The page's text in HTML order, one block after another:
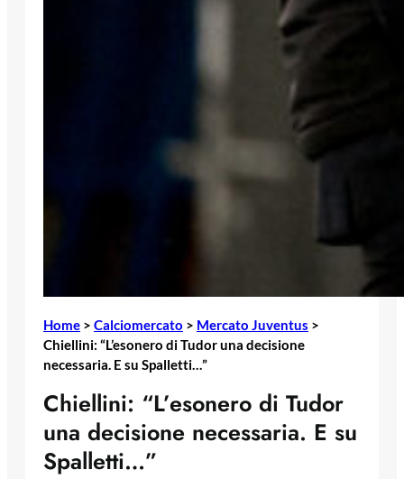
Home > Calciomercato > Mercato Juventus >
Chiellini: “L’esonero di Tudor una decisione
necessaria. E su Spalletti…”
Chiellini: “L’esonero di Tudor
una decisione necessaria. E su
Spalletti…”